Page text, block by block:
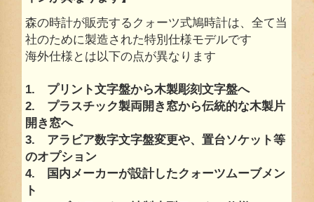
森の時計が販売するクォーツ式鳩時計は、全て当
社のために製造された特別仕様モデルです
海外仕様とは以下の点が異なります
1. プリント文字盤から木製彫刻文字盤へ
2. プラスチック製両開き窓から伝統的な木製片
開き窓へ
3. アラビア数字文字盤変更や、置台ソケット等
のオプション
4. 国内メーカーが設計したクォーツムーブメン
ト